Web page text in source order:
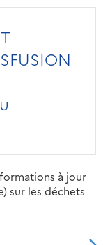
à jour
sur les déchets